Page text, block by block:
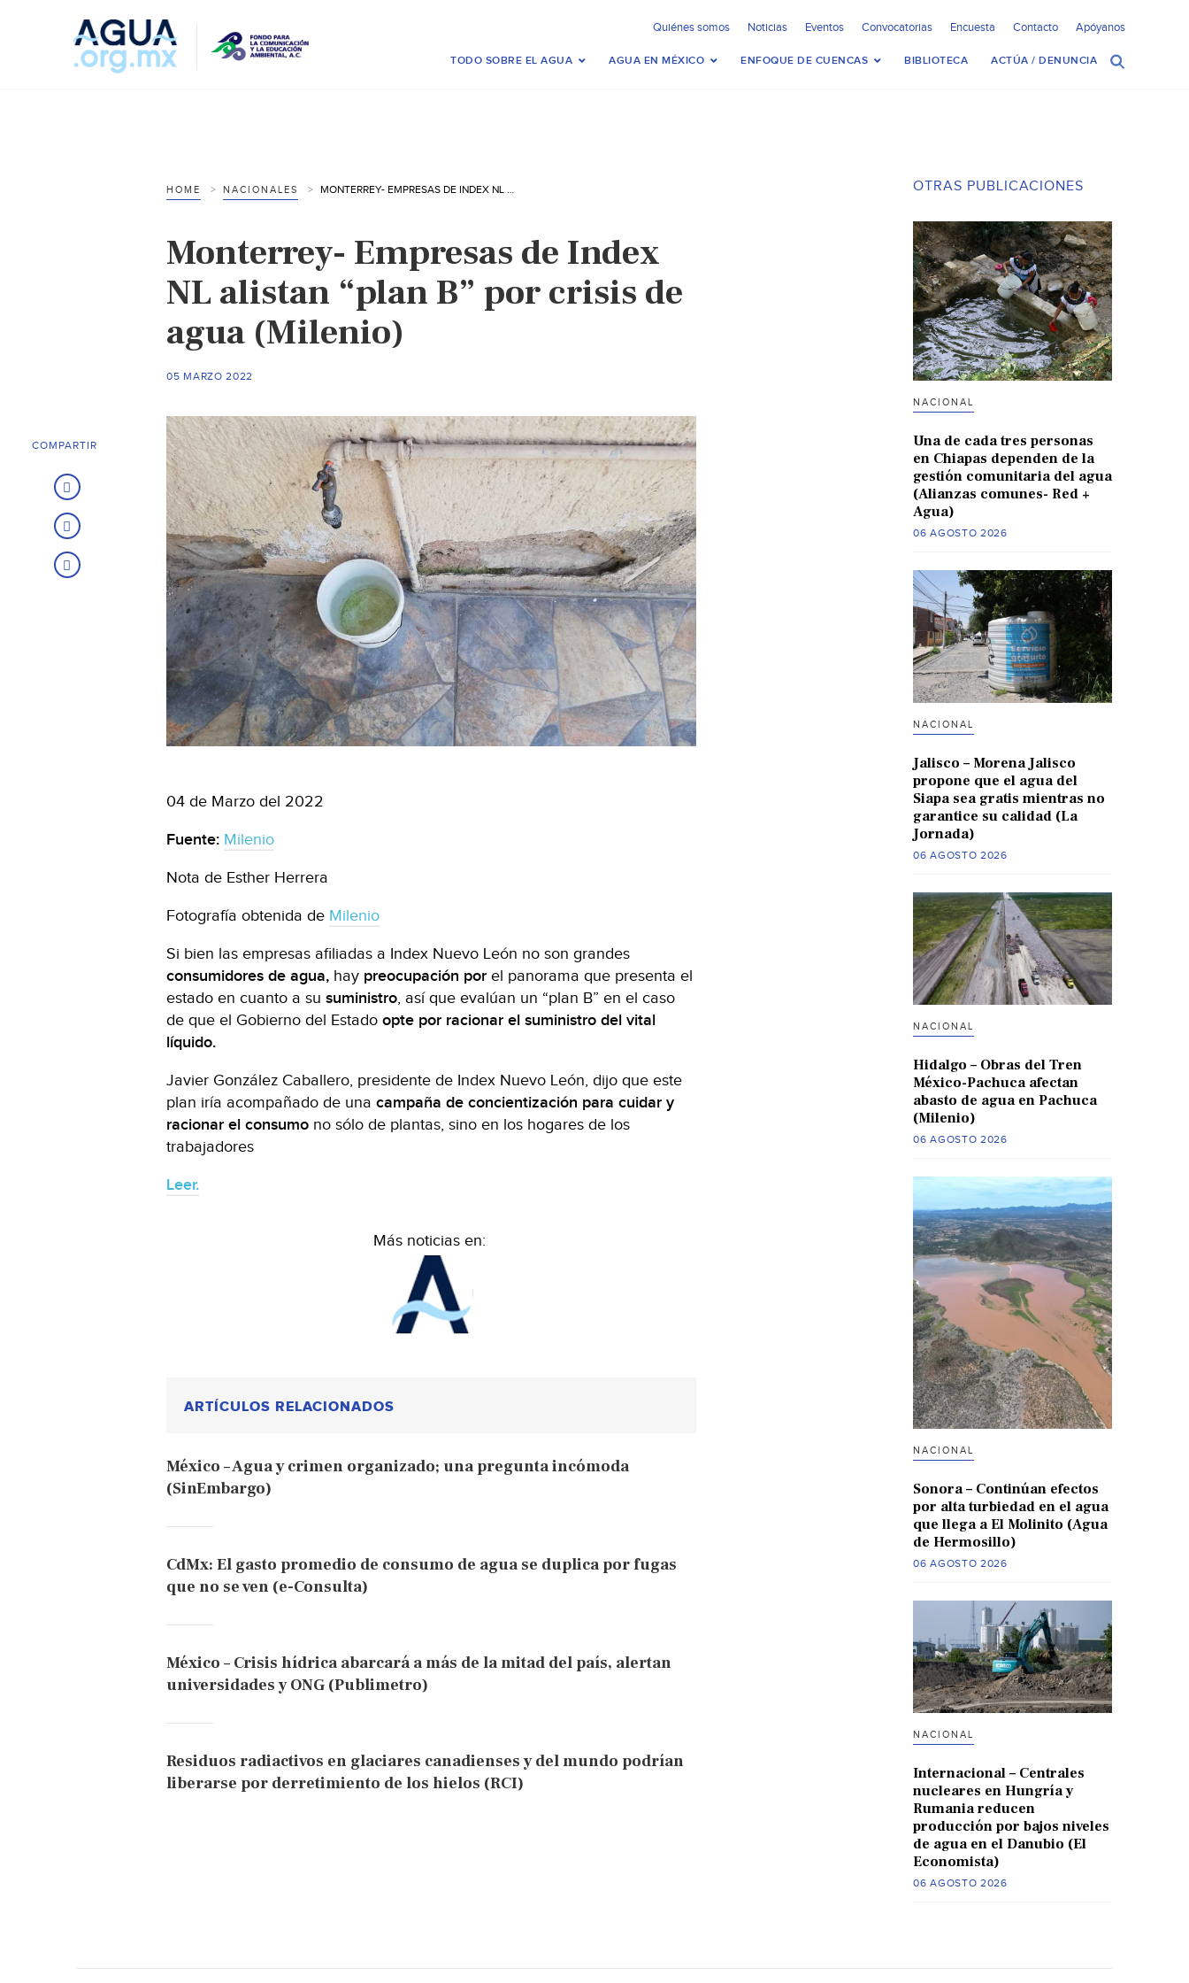
Quiénes somos Noticias Eventos Convocatorias Encuesta Contacto Apóyanos
TODO SOBRE EL AGUA AGUA EN MÉXICO ENFOQUE DE CUENCAS BIBLIOTECA ACTÚA / DENUNCIA
HOME NACIONALES MONTERREY- EMPRESAS DE INDEX NL ALISTAN “PLAN B” POR CRISIS DE AGUA (MILENIO)
Monterrey- Empresas de Index
NL alistan “plan B” por crisis de
agua (Milenio)
05 MARZO 2022
04 de Marzo del 2022
Fuente: Milenio
Nota de Esther Herrera
Fotografía obtenida de Milenio
Si bien las empresas afiliadas a Index Nuevo León no son grandes
consumidores de agua, hay preocupación por el panorama que presenta el
estado en cuanto a su suministro, así que evalúan un “plan B” en el caso
de que el Gobierno del Estado opte por racionar el suministro del vital
líquido.
Javier González Caballero, presidente de Index Nuevo León, dijo que este
plan iría acompañado de una campaña de concientización para cuidar y
racionar el consumo no sólo de plantas, sino en los hogares de los
trabajadores
Leer.
Más noticias en:
ARTÍCULOS RELACIONADOS
México – Agua y crimen organizado; una pregunta incómoda
(SinEmbargo)
CdMx: El gasto promedio de consumo de agua se duplica por fugas
que no se ven (e-Consulta)
México – Crisis hídrica abarcará a más de la mitad del país, alertan
universidades y ONG (Publimetro)
Residuos radiactivos en glaciares canadienses y del mundo podrían
liberarse por derretimiento de los hielos (RCI)
COMPARTIR
OTRAS PUBLICACIONES
NACIONAL
Una de cada tres personas
en Chiapas dependen de la
gestión comunitaria del agua
(Alianzas comunes- Red +
Agua)
06 AGOSTO 2026
NACIONAL
Jalisco – Morena Jalisco
propone que el agua del
Siapa sea gratis mientras no
garantice su calidad (La
Jornada)
06 AGOSTO 2026
NACIONAL
Hidalgo – Obras del Tren
México-Pachuca afectan
abasto de agua en Pachuca
(Milenio)
06 AGOSTO 2026
NACIONAL
Sonora – Continúan efectos
por alta turbiedad en el agua
que llega a El Molinito (Agua
de Hermosillo)
06 AGOSTO 2026
NACIONAL
Internacional – Centrales
nucleares en Hungría y
Rumania reducen
producción por bajos niveles
de agua en el Danubio (El
Economista)
06 AGOSTO 2026